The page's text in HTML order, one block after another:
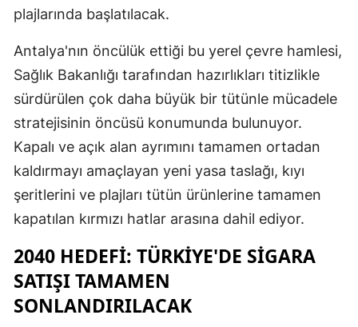
Kırklareli
Kırşehir
Kocaeli
Konya
Kütahya
Malatya
Manisa
plajlarında başlatılacak.
Antalya'nın öncülük ettiği bu yerel çevre hamlesi,
Sağlık Bakanlığı tarafından hazırlıkları titizlikle
sürdürülen çok daha büyük bir tütünle mücadele
stratejisinin öncüsü konumunda bulunuyor.
Kapalı ve açık alan ayrımını tamamen ortadan
kaldırmayı amaçlayan yeni yasa taslağı, kıyı
şeritlerini ve plajları tütün ürünlerine tamamen
kapatılan kırmızı hatlar arasına dahil ediyor.
2040 HEDEFI: TÜRKIYE'DE SIGARA
SATIŞI TAMAMEN
SONLANDIRILACAK